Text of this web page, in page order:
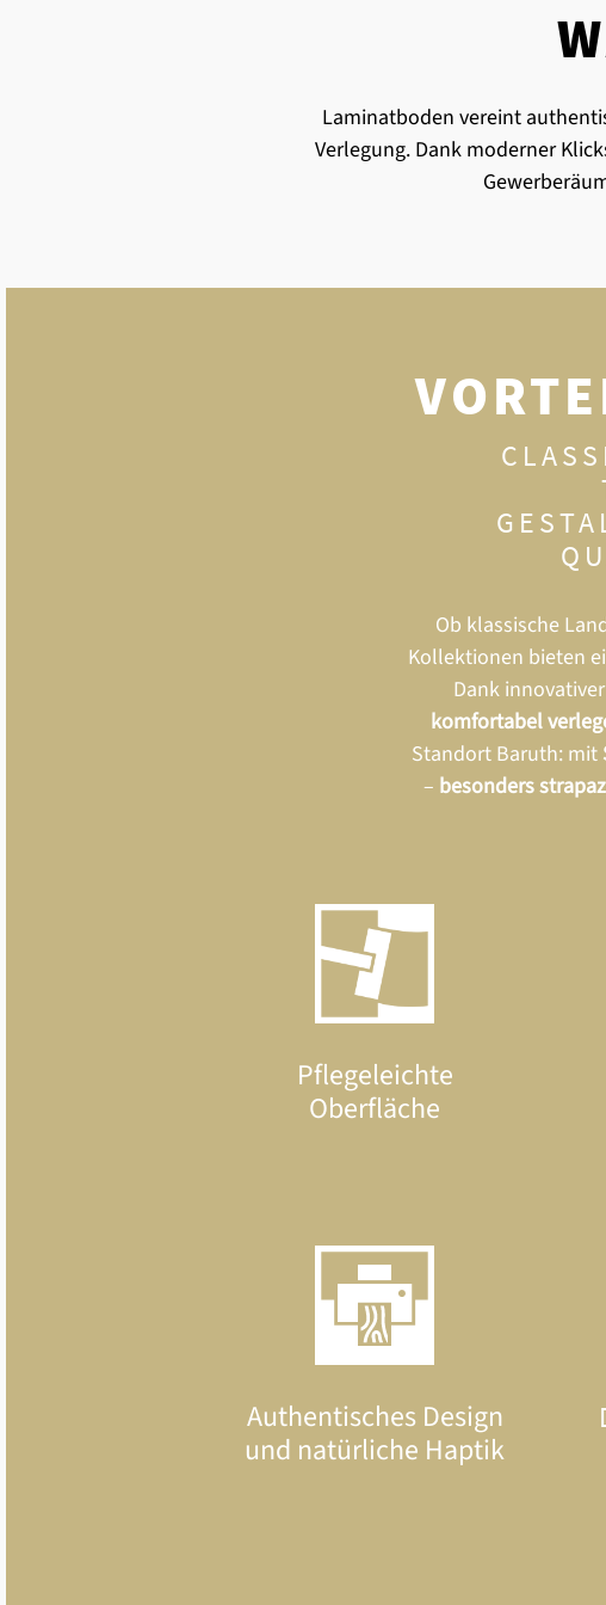
Laminatboden vereint
Verlegung. Dank moderner
Ob klassische
Kollektionen bieten
Dank
komfortabel
Standort Baruth: mit
– besonders
Pflegeleichte
Oberfläche
Authentisches Design
und natürliche Haptik